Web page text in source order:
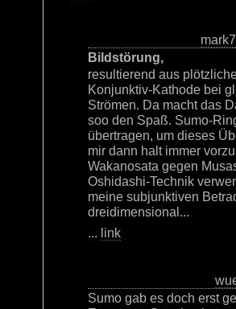
Bildstörung,
resultierend aus
Konjunktiv-Kathode bei
Strömen. Da macht das
soo den Spaß. Sumo-
übertragen, um dieses
mir dann halt immer
Wakanosata gegen
Oshidashi-Technik
meine subjunktiven
dreidimensional...
... link
Sumo gab es doch erst